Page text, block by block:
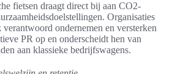
fietsen draagt direct bij aan CO2-
Organisaties
ondernemen en versterken
PR op en onderscheidt hen van
aan klassieke bedrijfswagens.